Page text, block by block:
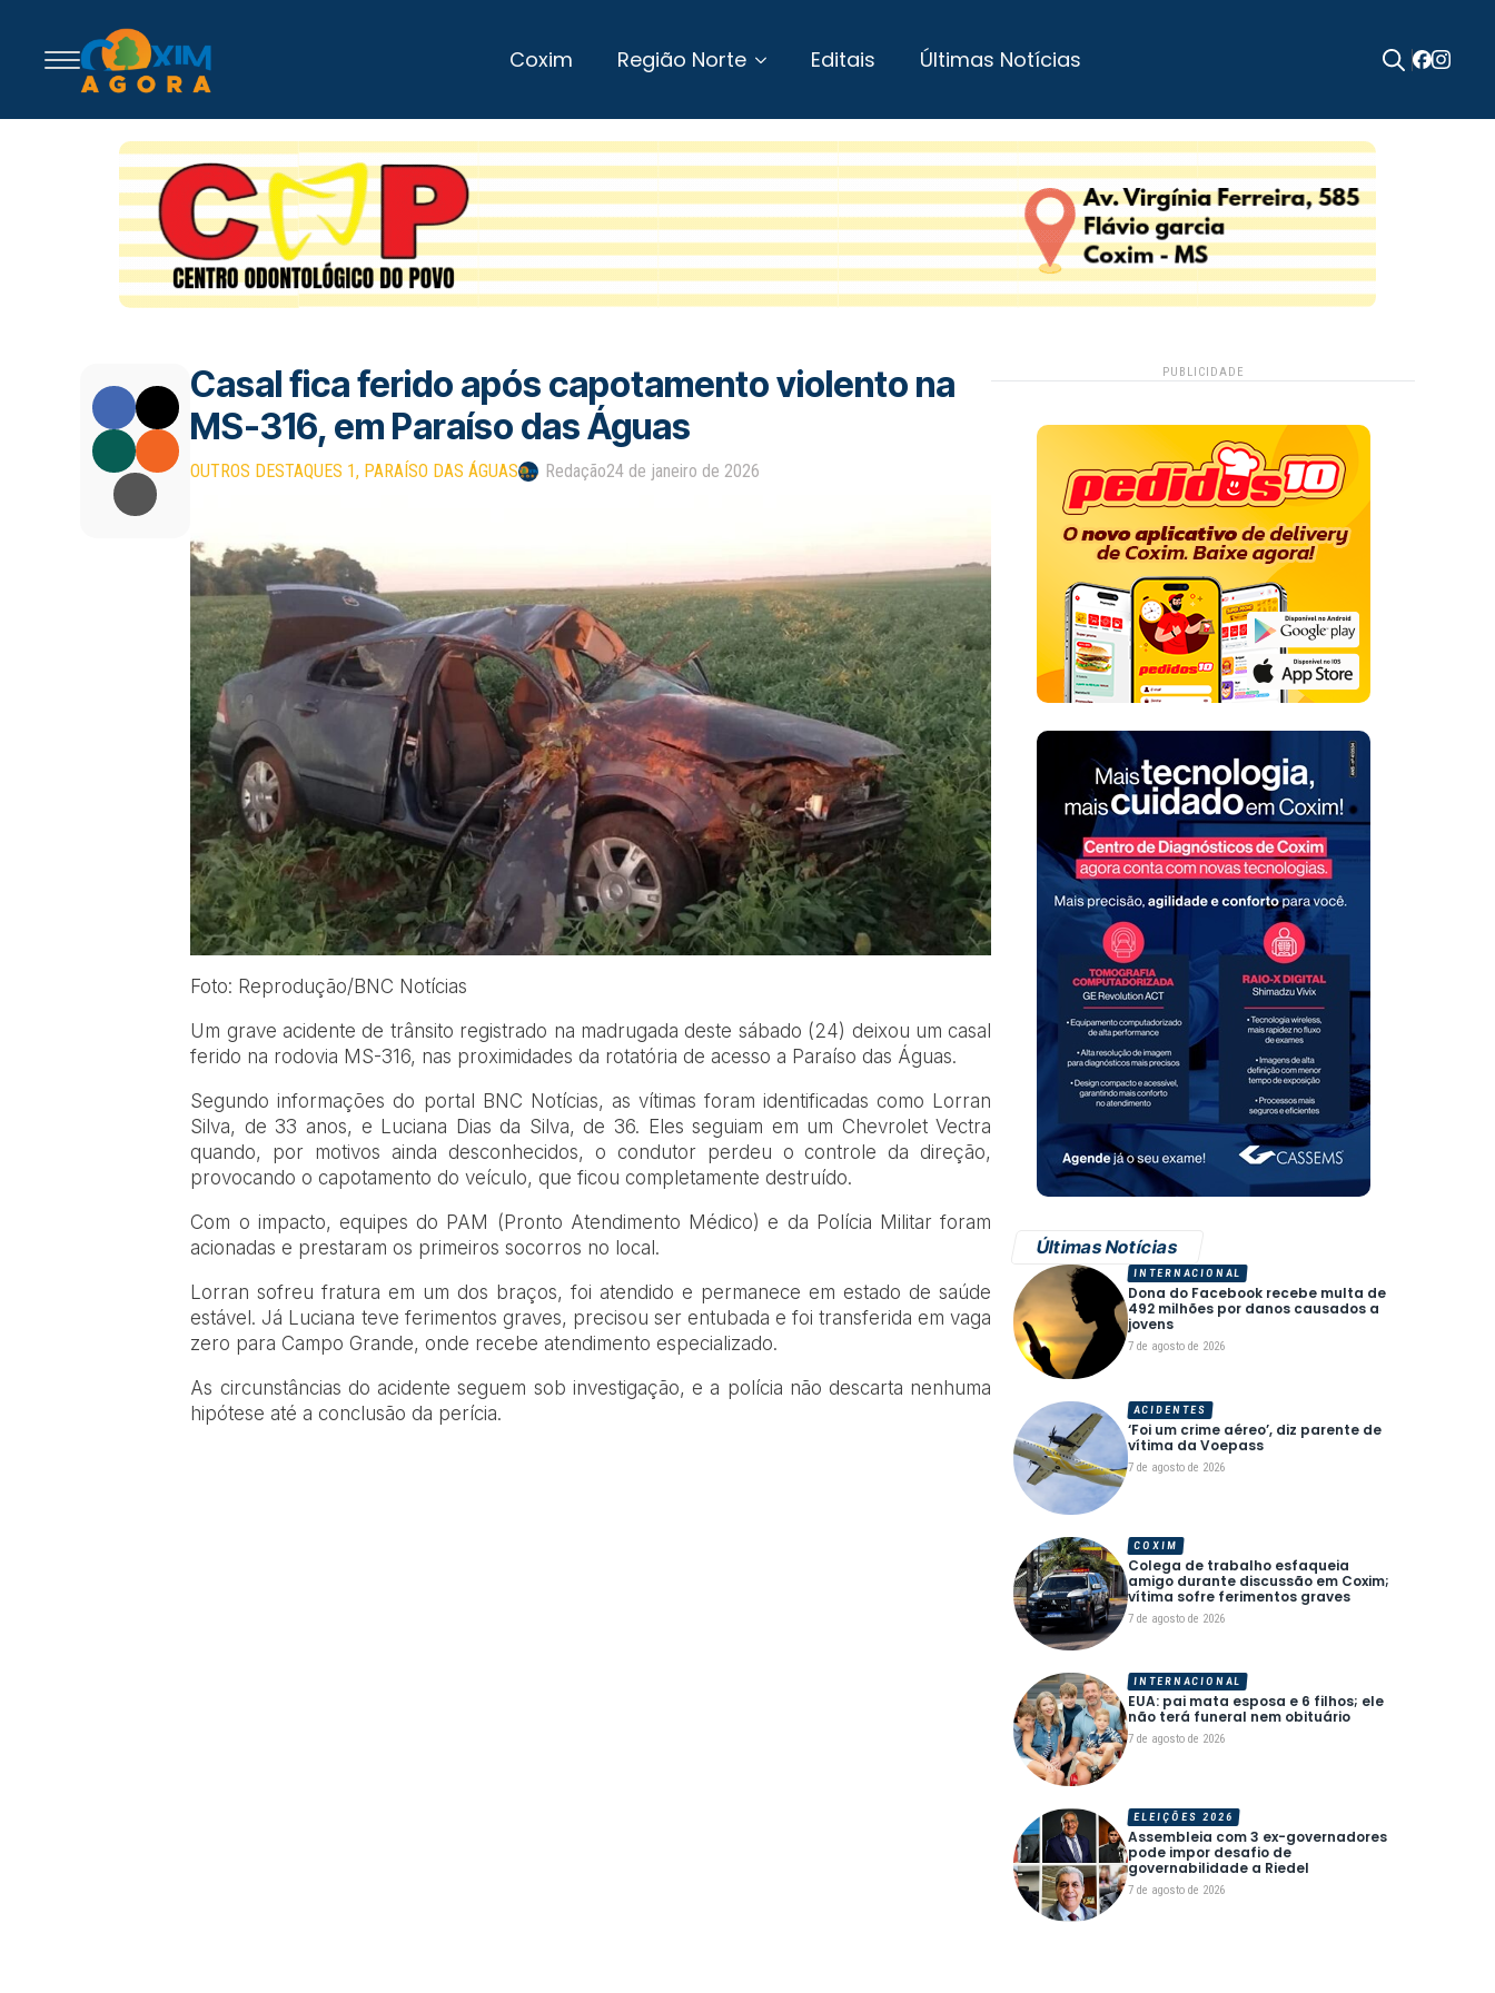
Coxim Região Norte Editais Últimas Notícias
Casal fica ferido após capotamento violento na
MS-316, em Paraíso das Águas
OUTROS DESTAQUES 1 PARAÍSO DAS ÁGUAS Redação24 de janeiro de 2026
Foto: Reprodução/BNC Notícias
Um grave acidente de trânsito registrado na madrugada deste sábado (24) deixou um casal
ferido na rodovia MS-316, nas proximidades da rotatória de acesso a Paraíso das Águas.
Segundo informações do portal BNC Notícias, as vítimas foram identificadas como Lorran
Silva, de 33 anos, e Luciana Dias da Silva, de 36. Eles seguiam em um Chevrolet Vectra
quando, por motivos ainda desconhecidos, o condutor perdeu o controle da direção,
provocando o capotamento do veículo, que ficou completamente destruído.
Com o impacto, equipes do PAM (Pronto Atendimento Médico) e da Polícia Militar foram
acionadas e prestaram os primeiros socorros no local.
Lorran sofreu fratura em um dos braços, foi atendido e permanece em estado de saúde
estável. Já Luciana teve ferimentos graves, precisou ser entubada e foi transferida em vaga
zero para Campo Grande, onde recebe atendimento especializado.
As circunstâncias do acidente seguem sob investigação, e a polícia não descarta nenhuma
hipótese até a conclusão da perícia.
PUBLICIDADE
Últimas Notícias
Dona do Facebook recebe multa de
492 milhões por danos causados a
jovens
7 de agosto de 2026
INTERNACIONAL
‘Foi um crime aéreo’, diz parente de
vítima da Voepass
7 de agosto de 2026
ACIDENTES
Colega de trabalho esfaqueia
amigo durante discussão em Coxim;
vítima sofre ferimentos graves
7 de agosto de 2026
COXIM
EUA: pai mata esposa e 6 filhos; ele
não terá funeral nem obituário
7 de agosto de 2026
INTERNACIONAL
Assembleia com 3 ex-governadores
pode impor desafio de
governabilidade a Riedel
7 de agosto de 2026
ELEIÇÕES 2026